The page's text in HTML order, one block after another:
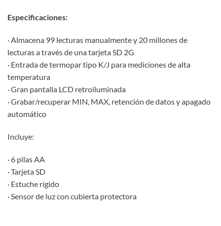
Especificaciones:
· Almacena 99 lecturas manualmente y 20 millones de
lecturas a través de una tarjeta SD 2G
· Entrada de termopar tipo K/J para mediciones de alta
temperatura
· Gran pantalla LCD retroiluminada
· Grabar/recuperar MIN, MAX, retención de datos y apagado
automático
Incluye:
· 6 pilas AA
· Tarjeta SD
· Estuche rígido
· Sensor de luz con cubierta protectora